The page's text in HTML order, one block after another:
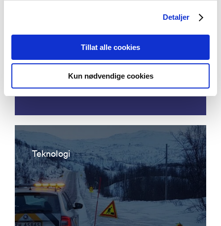
Detaljer
Tillat alle cookies
Kun nødvendige cookies
instrumentation for permanent
condition monitoring of pipeline
Teknologi